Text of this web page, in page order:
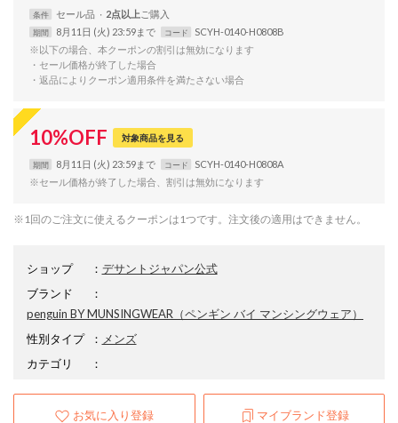
条件 セール品 2点以上
期間 8月11日 (火) 23:59まで コード
SCYH-0140-H0808B
※以下の場合、本クーポンの割引は無効になります
・セール価格が終了した場合
・返品によりクーポン適用条件を満たさない場合
10%OFF 対象商品を見る
期間 8月11日 (火) 23:59まで コード
SCYH-0140-H0808A
※セール価格が終了した場合、割引は無効になります
※1回のご注文に使えるクーポンは1つです。注文後の適用はできません。
ショップ ： デサントジャパン公式
ブランド
：
penguin BY MUNSINGWEAR （ペンギン バイ マンシングウェア）
性別タイプ
： メンズ
カテゴリ
：
お気に入り登録 マイブランド登録